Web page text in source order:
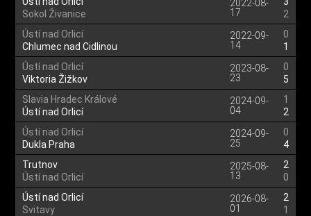
Sokol Živanice
2022-08-
17
2
Ústí nad Orlicí
Chlumec nad Cidlinou
2022-09-
14
0
1
Ústí nad Orlicí
Viktoria Žižkov
2023-08-
23
0
5
Slavia Hradec Králové
Ústí nad Orlicí
2024-09-
04
1
2
Ústí nad Orlicí
Dukla Praha
2024-09-
25
0
4
Trutnov
Ústí nad Orlicí
2025-08-
13
2
0
Ústí nad Orlicí
Svitavy
2026-08-
01
2
1